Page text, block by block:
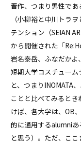
晋作、つまり男性で
（小柳裕と中川トラ
テンション（SEIAN
から開催された「
岩名泰岳、ふなだか
短期大学コスチューム
と、つまりINOMATA
ことと比べてみると
けば、各大学は、OB
的に通用するalumni
と思う）。ただ、こ